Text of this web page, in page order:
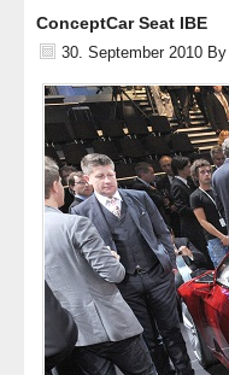
ConceptCar Seat IBE
30. September 2010 By